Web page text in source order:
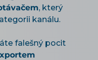
, který
kanálu.
falešný pocit